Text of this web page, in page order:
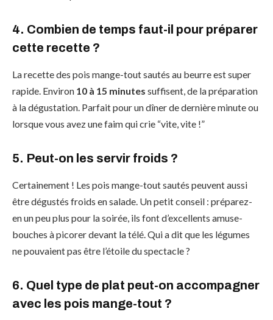
4. Combien de temps faut-il pour préparer
cette recette ?
La recette des pois mange-tout sautés au beurre est super
rapide. Environ 10 à 15 minutes suffisent, de la préparation
à la dégustation. Parfait pour un dîner de dernière minute ou
lorsque vous avez une faim qui crie “vite, vite !”
5. Peut-on les servir froids ?
Certainement ! Les pois mange-tout sautés peuvent aussi
être dégustés froids en salade. Un petit conseil : préparez-
en un peu plus pour la soirée, ils font d’excellents amuse-
bouches à picorer devant la télé. Qui a dit que les légumes
ne pouvaient pas être l’étoile du spectacle ?
6. Quel type de plat peut-on accompagner
avec les pois mange-tout ?